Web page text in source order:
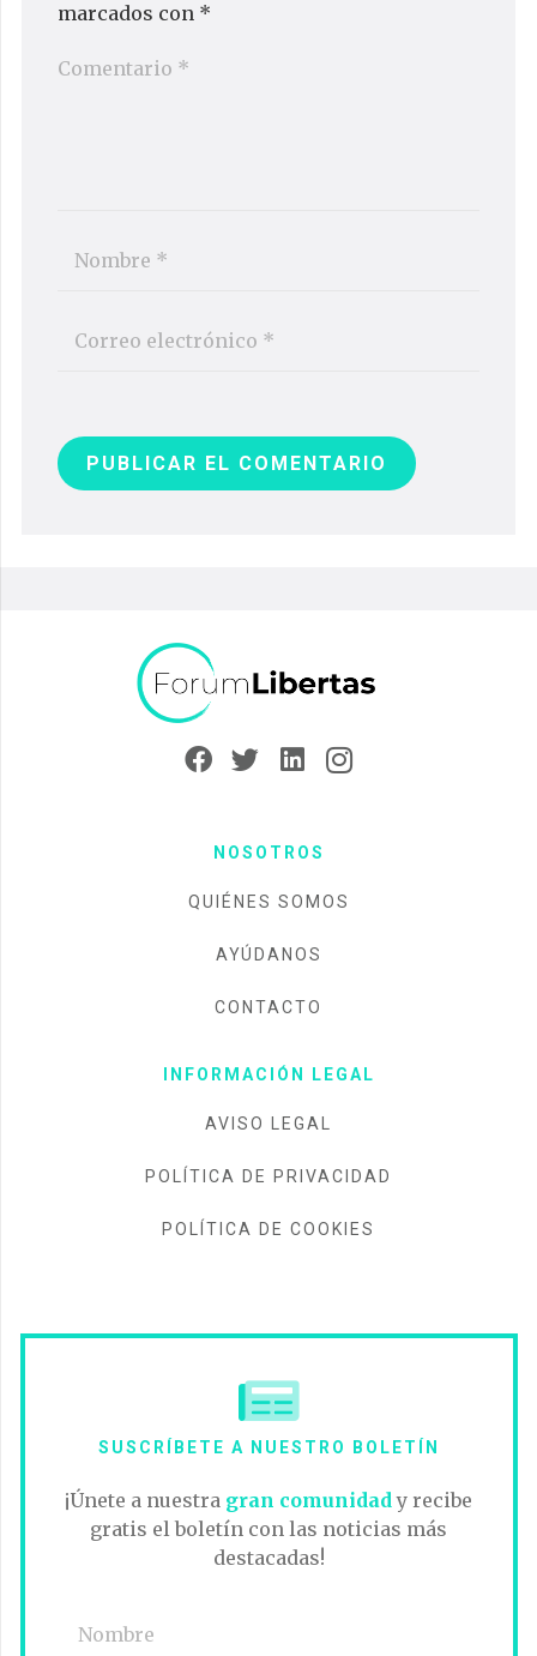
marcados con *
PUBLICAR EL COMENTARIO
NOSOTROS
QUIÉNES SOMOS
AYÚDANOS
CONTACTO
INFORMACIÓN LEGAL
AVISO LEGAL
POLÍTICA DE PRIVACIDAD
POLÍTICA DE COOKIES
SUSCRÍBETE A NUESTRO BOLETÍN
¡Únete a nuestra gran comunidady recibe
gratis el boletín con las noticias más
destacadas!